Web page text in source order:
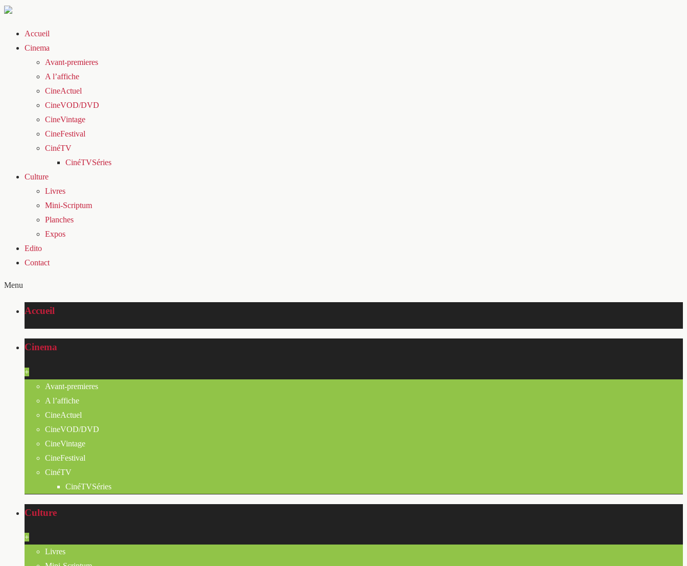
Accueil
Cinema
Avant-premieres
A l’affiche
CineActuel
CineVOD/DVD
CineVintage
CineFestival
CinéTV
CinéTVSéries
Culture
Livres
Mini-Scriptum
Planches
Expos
Edito
Contact
Menu
Accueil
Cinema
+
Avant-premieres
A l’affiche
CineActuel
CineVOD/DVD
CineVintage
CineFestival
CinéTV
CinéTVSéries
Culture
+
Livres